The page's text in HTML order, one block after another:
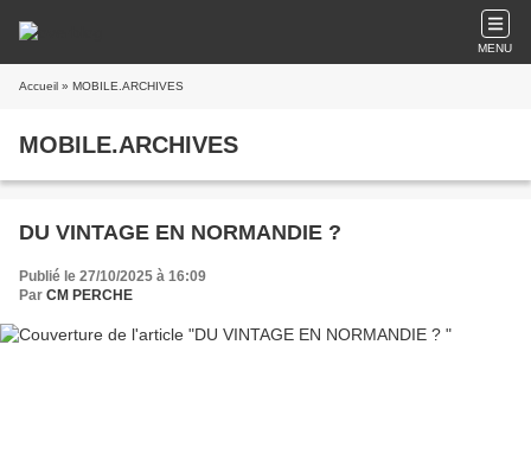
MENU
Accueil » MOBILE.ARCHIVES
MOBILE.ARCHIVES
DU VINTAGE EN NORMANDIE ?
Publié le 27/10/2025 à 16:09
Par CM PERCHE